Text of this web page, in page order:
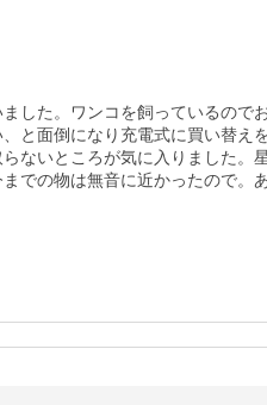
した。ワンコを飼っているの
と面倒になり充電式に買い替え
ないところが気に入りました。
での物は無音に近かったので。